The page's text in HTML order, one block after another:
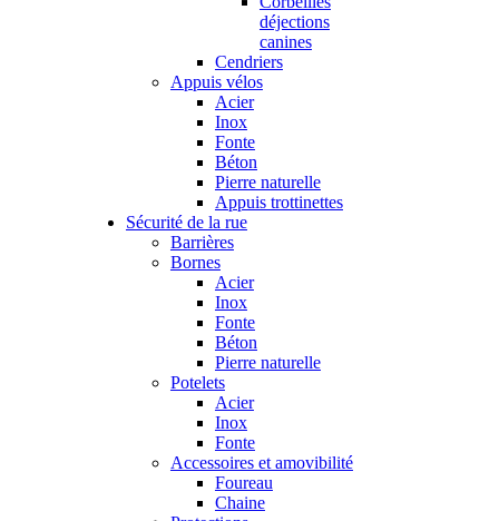
déjections
canines
Cendriers
Appuis vélos
Acier
Inox
Fonte
Béton
Pierre naturelle
Appuis trottinettes
Sécurité de la rue
Barrières
Bornes
Acier
Inox
Fonte
Béton
Pierre naturelle
Potelets
Acier
Inox
Fonte
Accessoires et amovibilité
Foureau
Chaine